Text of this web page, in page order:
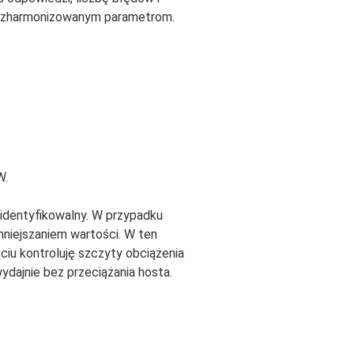
parametrom.
W przypadku
wartości. W ten
kontroluję szczyty obciążenia
bez przeciążania hosta.